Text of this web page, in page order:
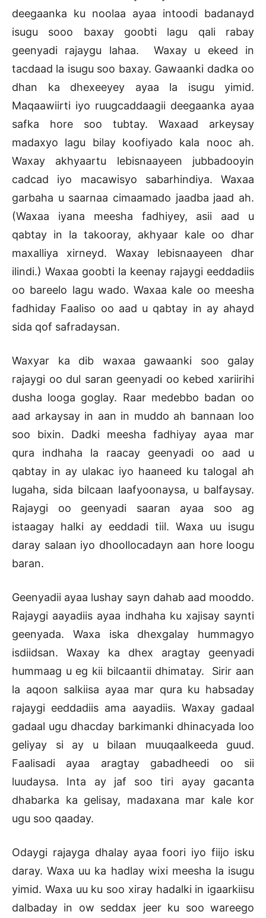
deegaanka ku noolaa ayaa intoodi badanayd
isugu sooo baxay goobti lagu qali rabay
geenyadi rajaygu lahaa. Waxay u ekeed in
tacdaad la isugu soo baxay. Gawaanki dadka oo
dhan ka dhexeeyey ayaa la isugu yimid.
Maqaawiirti iyo ruugcaddaagii deegaanka ayaa
safka hore soo tubtay. Waxaad arkeysay
madaxyo lagu bilay koofiyado kala nooc ah.
Waxay akhyaartu lebisnaayeen jubbadooyin
cadcad iyo macawisyo sabarhindiya. Waxaa
garbaha u saarnaa cimaamado jaadba jaad ah.
(Waxaa iyana meesha fadhiyey, asii aad u
qabtay in la takooray, akhyaar kale oo dhar
maxalliya xirneyd. Waxay lebisnaayeen dhar
ilindi.) Waxaa goobti la keenay rajaygi eeddadiis
oo bareelo lagu wado. Waxaa kale oo meesha
fadhiday Faaliso oo aad u qabtay in ay ahayd
sida qof safradaysan.
Waxyar ka dib waxaa gawaanki soo galay
rajaygi oo dul saran geenyadi oo kebed xariirihi
dusha looga goglay. Raar medebbo badan oo
aad arkaysay in aan in muddo ah bannaan loo
soo bixin. Dadki meesha fadhiyay ayaa mar
qura indhaha la raacay geenyadi oo aad u
qabtay in ay ulakac iyo haaneed ku talogal ah
lugaha, sida bilcaan laafyoonaysa, u balfaysay.
Rajaygi oo geenyadi saaran ayaa soo ag
istaagay halki ay eeddadi tiil. Waxa uu isugu
daray salaan iyo dhoollocadayn aan hore loogu
baran.
Geenyadii ayaa lushay sayn dahab aad mooddo.
Rajaygi aayadiis ayaa indhaha ku xajisay saynti
geenyada. Waxa iska dhexgalay hummagyo
isdiidsan. Waxay ka dhex aragtay geenyadi
hummaag u eg kii bilcaantii dhimatay. Sirir aan
la aqoon salkiisa ayaa mar qura ku habsaday
rajaygi eeddadiis ama aayadiis. Waxay gadaal
gadaal ugu dhacday barkimanki dhinacyada loo
geliyay si ay u bilaan muuqaalkeeda guud.
Faalisadi ayaa aragtay gabadheedi oo sii
luudaysa. Inta ay jaf soo tiri ayay gacanta
dhabarka ka gelisay, madaxana mar kale kor
ugu soo qaaday.
Odaygi rajayga dhalay ayaa foori iyo fiijo isku
daray. Waxa uu ka hadlay wixi meesha la isugu
yimid. Waxa uu ku soo xiray hadalki in igaarkiisu
dalbaday in ow seddax jeer ku soo wareego